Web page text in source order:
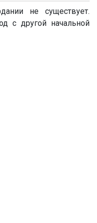
не существует.
с другой начальной